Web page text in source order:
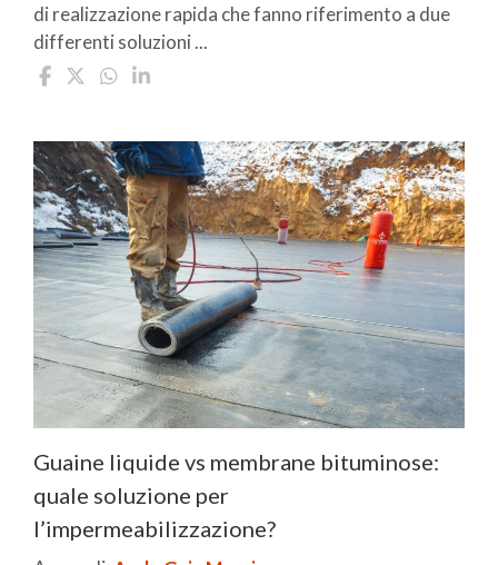
di realizzazione rapida che fanno riferimento a due
differenti soluzioni ...
Guaine liquide vs membrane bituminose:
quale soluzione per
l’impermeabilizzazione?